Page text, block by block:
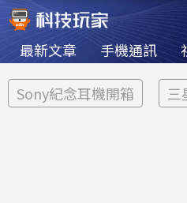
最新文章 手機通訊
Sony紀念耳機開箱 三